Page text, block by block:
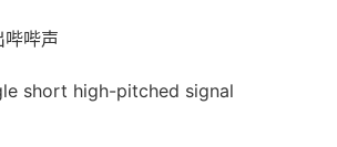
哔声
short high-pitched signal